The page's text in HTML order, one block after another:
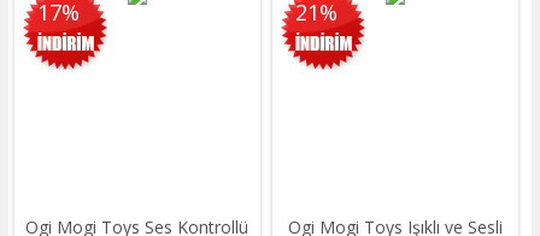
17%
Ogi Mogi Toys Ses Kontrollü
21%
Ogi Mogi Toys Işıklı ve Sesli